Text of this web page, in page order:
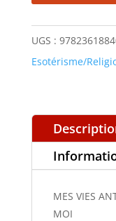
MES
ANCÊTRES
UGS :
Esotérisme/
MES VIES
MOI